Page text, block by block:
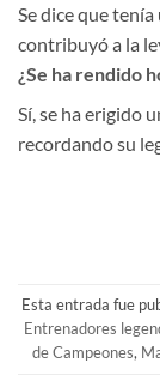
Se dice que
contribuyó a la
¿Se ha rendido
Sí, se ha erigido
recordando su
Esta entrada fue
Entrenadores
de Campeones,